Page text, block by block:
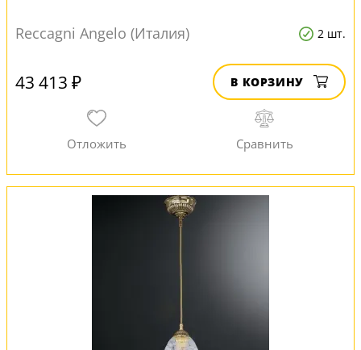
Reccagni Angelo (Италия) 2 шт.
43 413 ₽ В КОРЗИНУ